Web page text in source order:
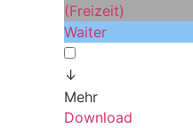
(Freizeit)
Waiter
↓
Mehr
Download